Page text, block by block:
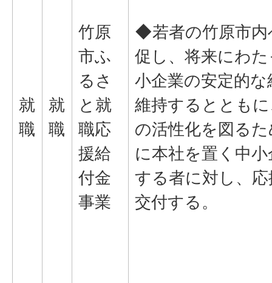
就
職
就
職
竹原
市ふ
るさ
と就
職応
援給
付金
事業
◆若者の竹原市内
促し、将来にわ
小企業の安定的
維持するととも
の活性化を図る
に本社を置く中
する者に対し、
交付する。